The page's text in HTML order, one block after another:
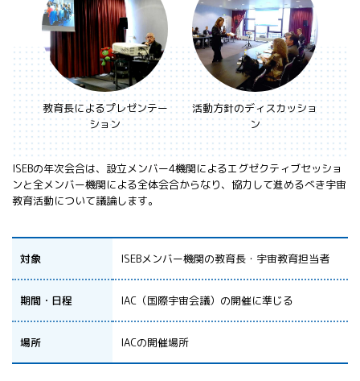
教育長によるプレゼンテー
ション
活動方針のディスカッショ
ン
ISEBの年次会合は、設立メンバー4機関によるエグゼクティブセッショ
ンと全メンバー機関による全体会合からなり、協力して進めるべき宇宙
教育活動について議論します。
対象 ISEBメンバー機関の教育長・宇宙教育担当者
期間・日程 IAC（国際宇宙会議）の開催に準じる
場所 IACの開催場所